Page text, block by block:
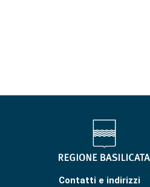
Contatti e indirizzi